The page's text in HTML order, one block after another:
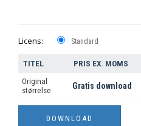
Licens: Standard
TITEL PRIS EX. MOMS
Original
størrelse
Gratis download